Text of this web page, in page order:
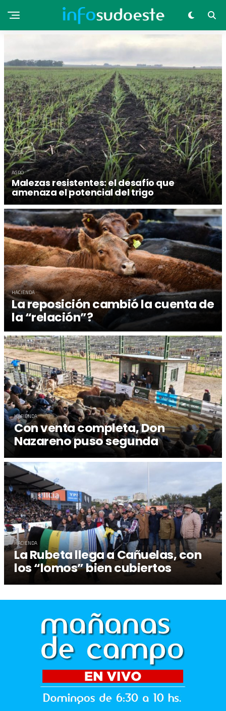
AGRO
Malezas resistentes: el desafío que
amenaza el potencial del trigo
HACIENDA
La reposición cambió la cuenta de
la “relación”?
HACIENDA
Con venta completa, Don
Nazareno puso segunda
HACIENDA
La Rubeta llega a Cañuelas, con
los “lomos” bien cubiertos